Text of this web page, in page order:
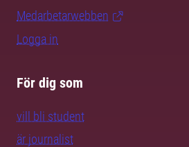
Medarbetarwebben
Logga in
För dig som
vill bli student
är journalist